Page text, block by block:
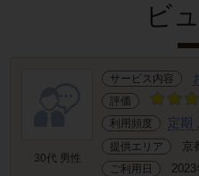
ビ
30代 男性
サービス内容
評価
利用頻度
定期
提供エリア 京
ご利用日